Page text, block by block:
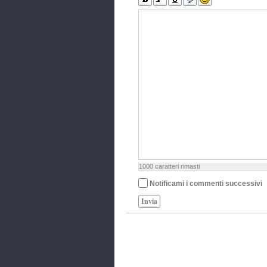
1000 caratteri rimasti
Notificami i commenti successivi
Invia